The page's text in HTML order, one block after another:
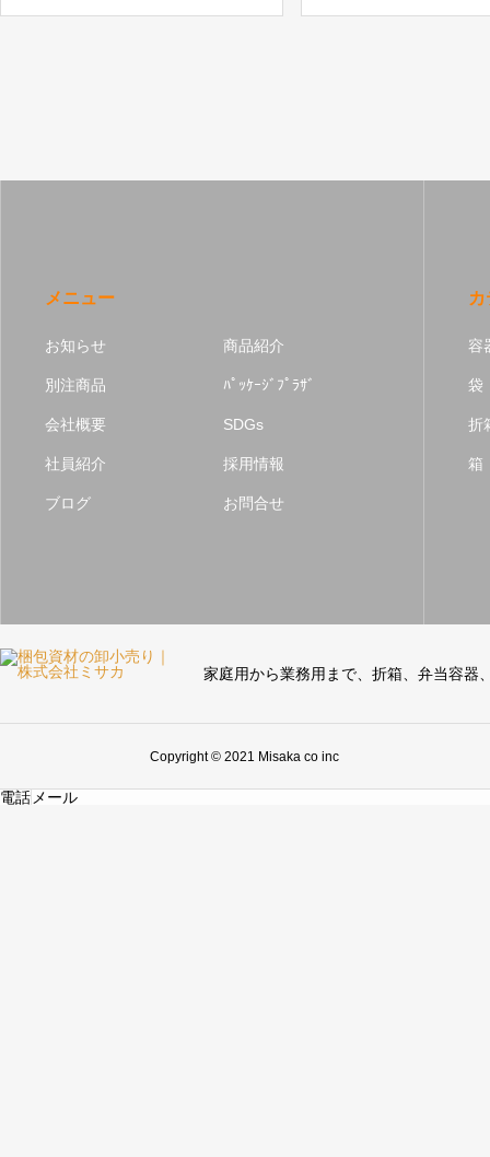
メニュー
お知らせ 商品紹介
別注商品 ﾊﾟｯｹｰｼﾞﾌﾟﾗｻﾞ
会社概要 SDGs
社員紹介 採用情報
ブログ お問合せ
容
袋
折
箱
家庭用から業務用まで、折箱、弁当容器
Copyright © 2021 Misaka co inc
電話 メール